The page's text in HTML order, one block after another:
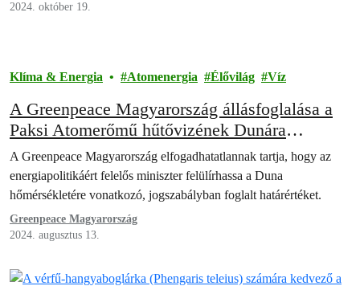
2024. október 19.
Klíma & Energia Atomenergia Élővilág Víz
A Greenpeace Magyarország állásfoglalása a
Paksi Atomerőmű hűtővizének Dunára
gyakorolt hatásáról
A Greenpeace Magyarország elfogadhatatlannak tartja, hogy az
energiapolitikáért felelős miniszter felülírhassa a Duna
hőmérsékletére vonatkozó, jogszabályban foglalt határértéket.
Greenpeace Magyarország
2024. augusztus 13.